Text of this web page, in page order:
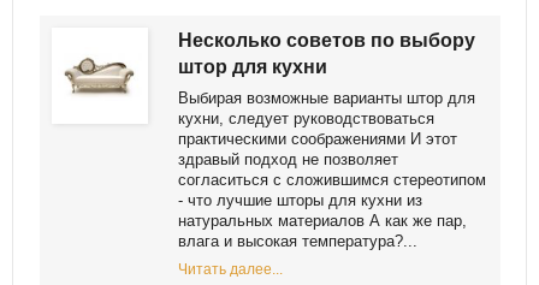
Несколько советов по выбору
штор для кухни
Выбирая возможные варианты штор для
кухни, следует руководствоваться
практическими соображениями И этот
здравый подход не позволяет
согласиться с сложившимся стереотипом
- что лучшие шторы для кухни из
натуральных материалов А как же пар,
влага и высокая температура?...
Читать далее...